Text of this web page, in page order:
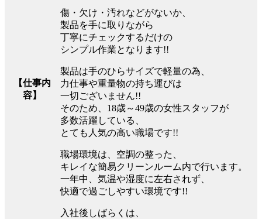
【仕事内
容】
傷・欠け・汚れなどがないか、
製品を手に取りながら
丁寧にチェックするだけの
シンプル作業となります!!
製品は手のひらサイズで軽量の為、
力仕事や重量物の持ち運びは
一切ございません!!
そのため、18歳～49歳の女性スタッフが
多数活躍している、
とても人気の高い職場です!!
職場環境は、空調の整った、
キレイな簡易クリーンルーム内で行います。
一年中、気温や湿度に左右されず、
快適で過ごしやすい環境です!!
入社後しばらくは、